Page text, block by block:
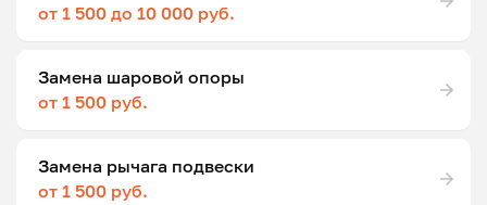
от 1 500 до 10 000 руб.
Замена шаровой опоры
от 1 500 руб.
Замена рычага подвески
от 1 500 руб.